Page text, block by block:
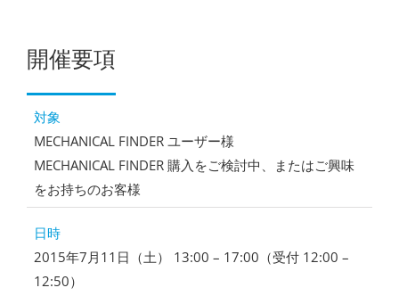
開催要項
対象
MECHANICAL FINDER ユーザー様
MECHANICAL FINDER 購入をご検討中、またはご興味
をお持ちのお客様
日時
2015年7月11日（土） 13:00 – 17:00（受付 12:00 –
12:50）